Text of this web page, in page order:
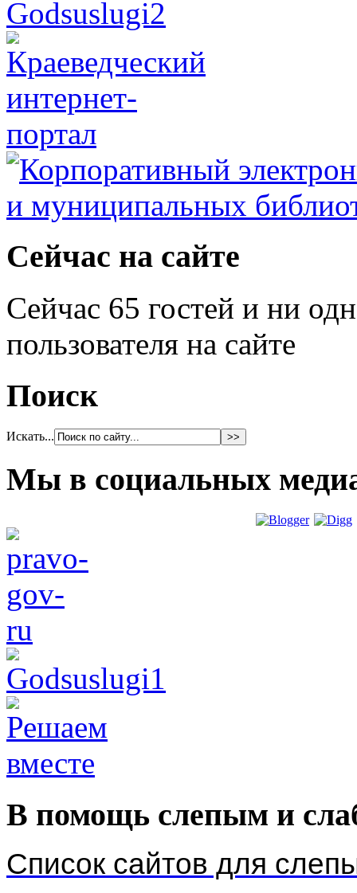
Сейчас на сайте
Сейчас 65 гостей и ни
пользователя на сайте
Поиск
Искать...
Мы в социальных
В помощь слепым и
Список сайтов для